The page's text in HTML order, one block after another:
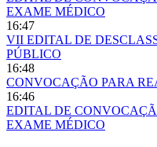
EXAME MÉDICO
16:47
VII EDITAL DE
PÚBLICO
16:48
CONVOCAÇÃO PARA
16:46
EDITAL DE
EXAME MÉDICO